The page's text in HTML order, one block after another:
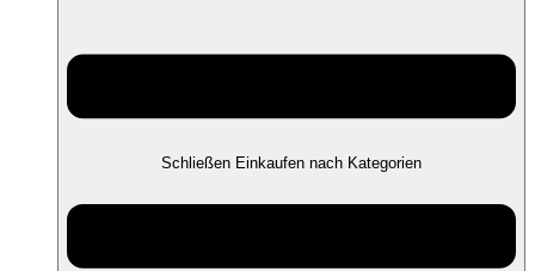
Schließen Einkaufen nach Kategorien